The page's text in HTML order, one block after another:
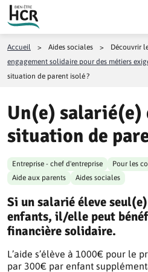
Aller au contenu
Accueil > Aides sociales > Découvrir
engagement solidaire pour des métiers
situation de parent isolé ?
Un(e) salarié(e)
situation de
Entreprise - chef d'entreprise
Pour les
Aide aux parents
Aides sociales
Si un salarié éleve
enfants, il/elle peut
financière solidaire.
L’aide s’élève à 1000€ pour le
par 300€ par enfant